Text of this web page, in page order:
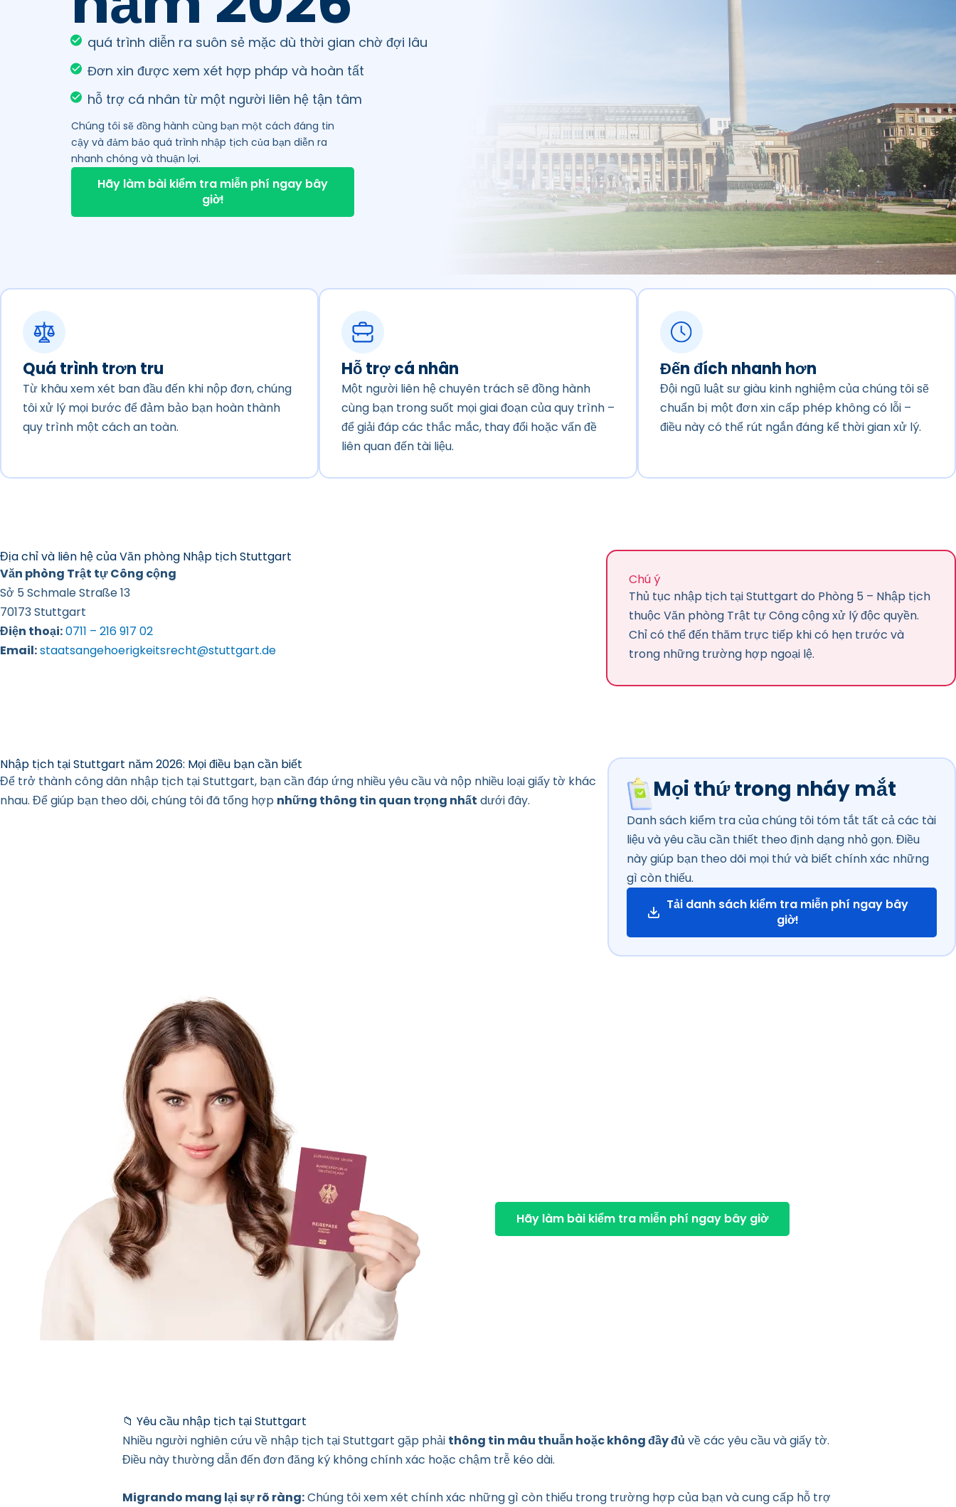
quá trình diễn ra suôn sẻ mặc dù thời gian chờ đợi lâu
Đơn xin được xem xét hợp pháp và hoàn tất
hỗ trợ cá nhân từ một người liên hệ tận tâm
Chúng tôi sẽ đồng hành cùng bạn một cách đáng tin
cậy và đảm bảo quá trình nhập tịch của bạn diễn ra
nhanh chóng và thuận lợi.
Hãy làm bài kiểm tra miễn phí ngay bây
giờ!
Quá trình trơn tru
Từ khâu xem xét ban đầu đến khi nộp đơn, chúng
tôi xử lý mọi bước để đảm bảo bạn hoàn thành
quy trình một cách an toàn.
Hỗ trợ cá nhân
Một người liên hệ chuyên trách sẽ đồng hành
cùng bạn trong suốt mọi giai đoạn của quy trình –
để giải đáp các thắc mắc, thay đổi hoặc vấn đề
liên quan đến tài liệu.
Đến đích nhanh hơn
Đội ngũ luật sư giàu kinh nghiệm của chúng tôi sẽ
chuẩn bị một đơn xin cấp phép không có lỗi –
điều này có thể rút ngắn đáng kể thời gian xử lý.
Địa chỉ và liên hệ của Văn phòng Nhập tịch Stuttgart
Văn phòng Trật tự Công cộng
Sở 5 Schmale Straße 13
70173 Stuttgart
Điện thoại:0711 – 216 917 02
Email:staatsangehoerigkeitsrecht@stuttgart.de
Chú ý
Thủ tục nhập tịch tại Stuttgart do Phòng 5 – Nhập tịch
thuộc Văn phòng Trật tự Công cộng xử lý độc quyền.
Chỉ có thể đến thăm trực tiếp khi có hẹn trước và
trong những trường hợp ngoại lệ.
Nhập tịch tại Stuttgart năm 2026: Mọi điều bạn cần biết
Để trở thành công dân nhập tịch tại Stuttgart, bạn cần đáp ứng nhiều yêu cầu và nộp nhiều loại giấy tờ khác
nhau. Để giúp bạn theo dõi, chúng tôi đã tổng hợp những thông tin quan trọng nhất dưới đây. Mọi thứ trong nháy mắt
Danh sách kiểm tra của chúng tôi tóm tắt tất cả các tài
liệu và yêu cầu cần thiết theo định dạng nhỏ gọn. Điều
này giúp bạn theo dõi mọi thứ và biết chính xác những
gì còn thiếu.
Tải danh sách kiểm tra miễn phí ngay bây
giờ!
Hãy làm bài kiểm tra miễn phí ngay bây giờ
📁 Yêu cầu nhập tịch tại Stuttgart
Nhiều người nghiên cứu về nhập tịch tại Stuttgart gặp phải thông tin mâu thuẫn hoặc không đầy đủ về các yêu cầu và giấy tờ.
Điều này thường dẫn đến đơn đăng ký không chính xác hoặc chậm trễ kéo dài.
Migrando mang lại sự rõ ràng:Chúng tôi xem xét chính xác những gì còn thiếu trong trường hợp của bạn và cung cấp hỗ trợ